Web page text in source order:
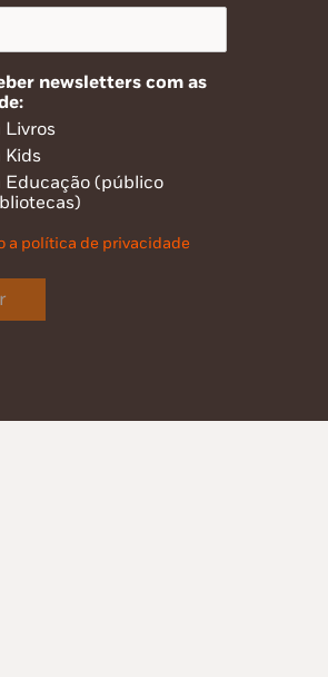
newsletters com as
Livros
Kids
Educação (público
a política de privacidade